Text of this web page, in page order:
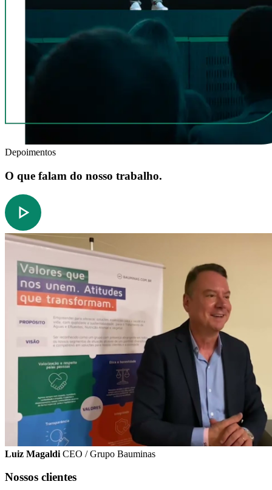
Depoimentos
O que falam do nosso trabalho.
Luiz Magaldi CEO / Grupo Bauminas
Nossos clientes